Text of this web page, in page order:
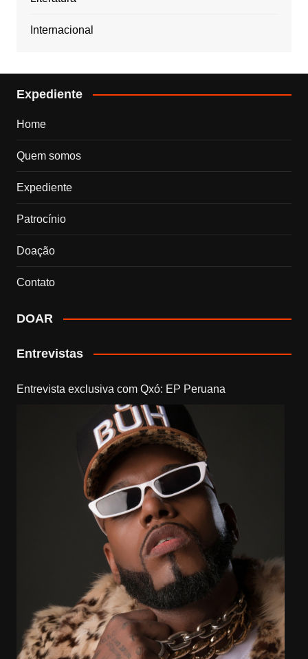
Internacional
Expediente
Home
Quem somos
Expediente
Patrocínio
Doação
Contato
DOAR
Entrevistas
Entrevista exclusiva com Qxó: EP Peruana